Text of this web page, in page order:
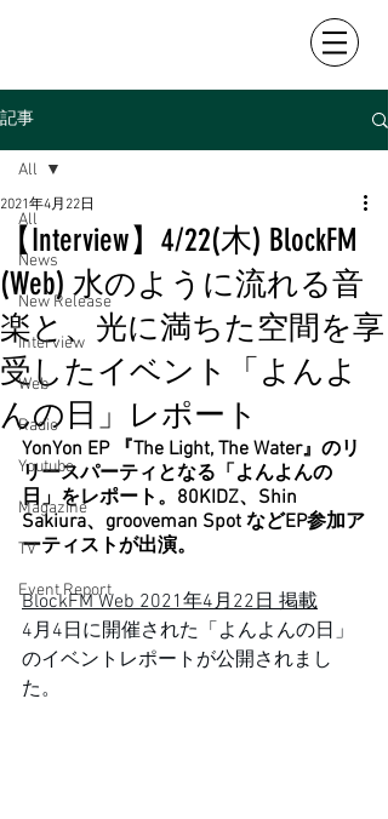
記事
All
News
New Release
Interview
Web
Radio
Youtube
Magazine
TV
Event Report
All
【Interview】4/22(木) BlockFM
(Web) 水のように流れる音
楽と、光に満ちた空間を享
受したイベント「よんよ
んの日」レポート
2021年4月22日
YonYon EP 『The Light, The Water』のリ
リースパーティとなる「よんよんの
日」をレポート。80KIDZ、Shin
Sakiura、grooveman Spot などEP参加ア
ーティストが出演。
BlockFM Web 2021年4月22日 掲載
4月4日に開催された「よんよんの日」
のイベントレポートが公開されまし
た。